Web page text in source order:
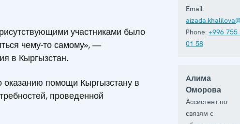
участниками было
чему-то самому», —
в Кыргызстан.
помощи Кыргызстану в
проведенной
Email:
Phone: +996 755
01 58
Aлима
Оморова
Ассистент по
связям с